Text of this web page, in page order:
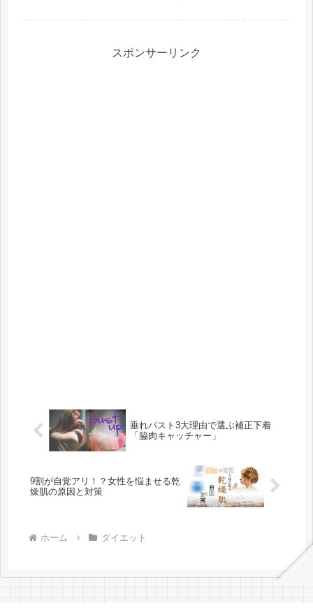
い...
スポンサーリンク
垂れバスト3大理由で選ぶ補正下着
「脇肉キャッチャー」
9割が自覚アリ！？女性を悩ませる乾
燥肌の原因と対策
ホーム ダイエット